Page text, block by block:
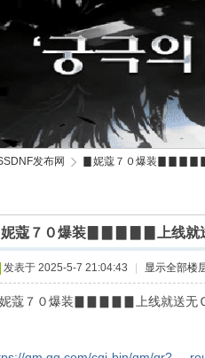
发布网
›
▊妮蔻７０爆装
妮蔻７０爆装▊▊▊▊▊上线
发表于 2025-5-7 21:04:43 显示全部楼
蔻７０爆装▊▊▊▊▊上线就送